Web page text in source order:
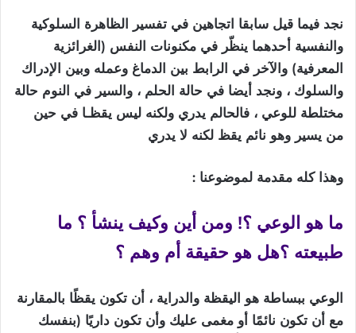
نجد فيما قيل سابقا اتجاهين في تفسير الظاهرة السلوكية
والنفسية أحدهما ينظّر في مكنونات النفس (الغرائزية
المعرفية) والآخر في الرابط بين الدماغ وعمله وبين الإدراك
والسلوك ، ونجد أيضا في حالة الحلم ، والسير في النوم حالة
مختلطة للوعي ، فالحالم يدري ولكنه ليس يقظـا في حين
من يسير وهو نائم يقظ لكنه لا يدري
وهذا كله مقدمة لموضوعنا :
ما هو الوعي ؟! ومن أين وكيف ينشأ ؟ ما
طبيعته ؟هل هو حقيقة أم وهم ؟
الوعي ببساطة هو اليقظة والدراية ، أن تكون يقظًا بالمقارنة
مع أن تكون نائمًا أو مغمى عليك وأن تكون داريًا (بنفسك